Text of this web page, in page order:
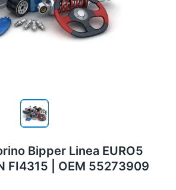
Bipper Linea EURO5
FI4315 | OEM 55273909